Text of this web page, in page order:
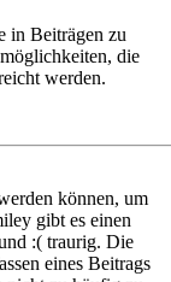
in Beiträgen zu
die
werden.
können, um
gibt es einen
:( traurig. Die
eines Beitrags